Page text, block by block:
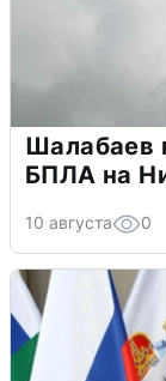
Шалабаев
БПЛА на
10 августа 0